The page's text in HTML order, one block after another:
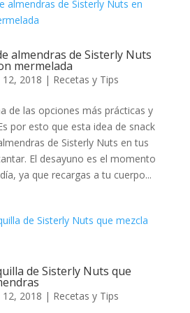
almendras de Sisterly Nuts
mermelada
12, 2018 | Recetas y Tips
de las opciones más prácticas y
por esto que esta idea de snack
de Sisterly Nuts en tus
El desayuno es el momento
ya que recargas a tu cuerpo...
de Sisterly Nuts que
12, 2018 | Recetas y Tips